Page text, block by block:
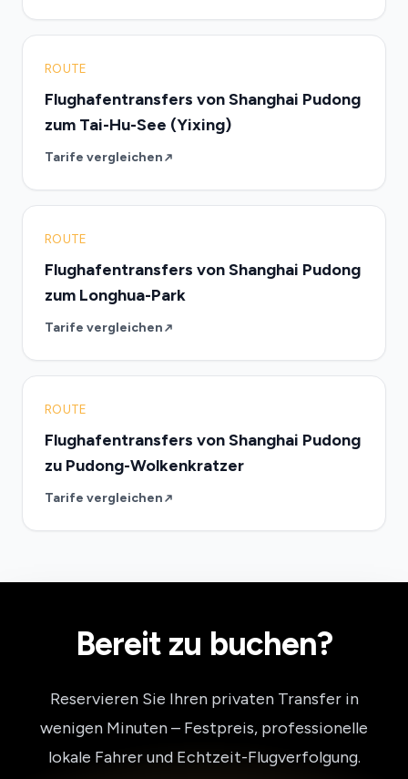
ROUTE
Flughafentransfers von Shanghai Pudong
zum Tai-Hu-See (Yixing)
Tarife vergleichen
ROUTE
Flughafentransfers von Shanghai Pudong
zum Longhua-Park
Tarife vergleichen
ROUTE
Flughafentransfers von Shanghai Pudong
zu Pudong-Wolkenkratzer
Tarife vergleichen
Bereit zu buchen?
Reservieren Sie Ihren privaten Transfer in
wenigen Minuten – Festpreis, professionelle
lokale Fahrer und Echtzeit-Flugverfolgung.